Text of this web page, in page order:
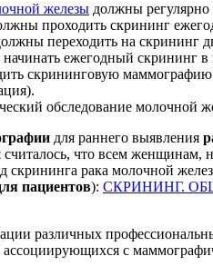
железы должны
проходить скрининг
переходить на скрининг
ежегодный скрининг в
скрининговую маммографию
обследование молочной
для раннего выявления
что всем женщинам,
скрининга рака молочной
пациентов): СКРИНИНГ.
различных
с